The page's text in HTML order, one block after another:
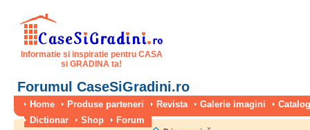
Informatie si inspiratie pentru CASA
si GRADINA ta!
Forumul CaseSiGradini.ro
Home Produse parteneri Revista Galerie imagini
Dictionar
Shop Forum